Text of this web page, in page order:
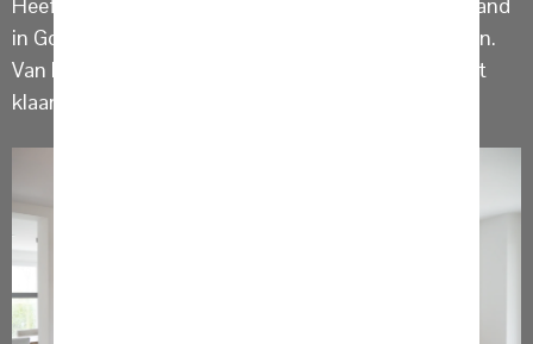
Heeft u interesse in deze woonkeuken met kookeiland
in Goudriaan of wilt u meer keukeninspiratie opdoen.
Van harte welkom in onze showroom de koffie staat
klaar!